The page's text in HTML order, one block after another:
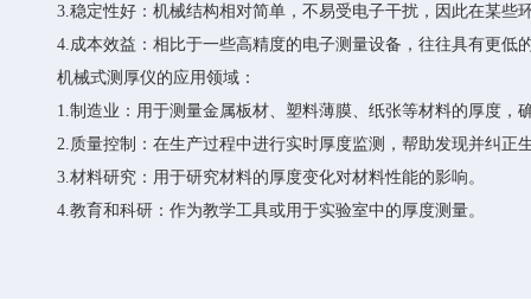
3.稳定性好：机械结构相对简单，不易受电子干扰，因此在某些
4.成本效益：相比于一些高精度的电子测量设备，往往具有更低
机械式测厚仪的应用领域：
1.制造业：用于测量金属板材、塑料薄膜、纸张等材料的厚度，
2.质量控制：在生产过程中进行实时厚度监测，帮助发现并纠正
3.材料研究：用于研究材料的厚度变化对材料性能的影响。
4.教育和科研：作为教学工具或用于实验室中的厚度测量。